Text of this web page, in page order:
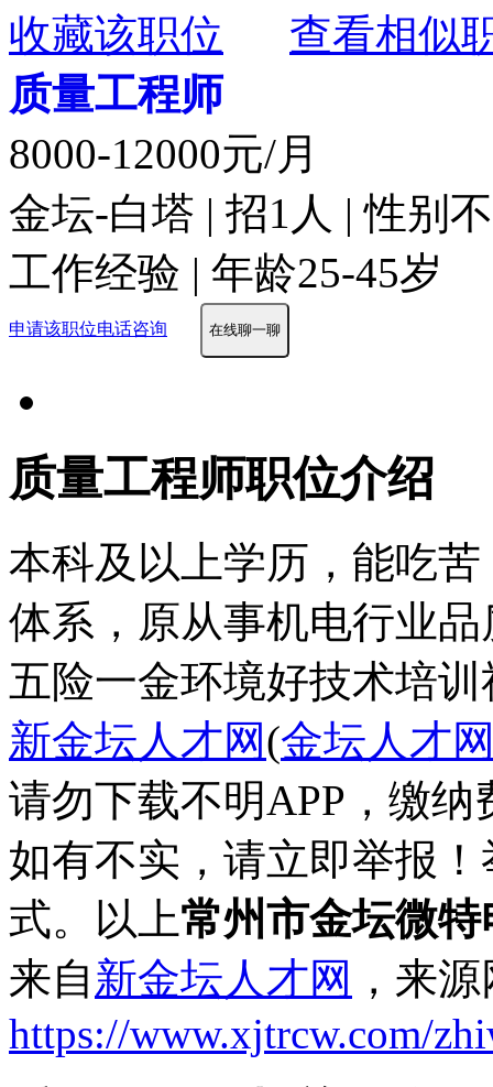
收藏该职位
查看相似
质量工程师
8000-12000元/月
金坛-白塔 | 招1人 | 性别
工作经验 | 年龄25-45岁
申请该职位电话咨询 在线聊一聊
质量工程师职位介绍
本科及以上学历，能吃
五险一金环境好技术培训
新金坛人才网(金坛人才
请勿下载不明APP，缴
如有不实，请立即举报
式。以上常州市金坛微
来自新金坛人才网 ，来
https://www.xjtrcw.com/